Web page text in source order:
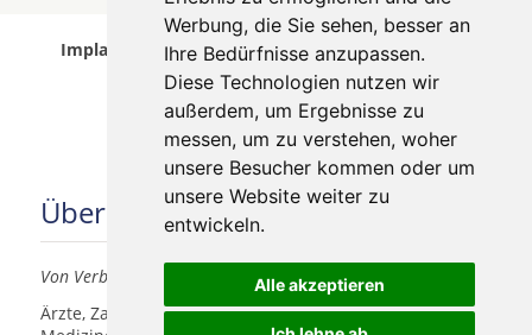
Werbung, die Sie sehen, besser an
Ihre Bedürfnisse anzupassen.
Diese Technologien nutzen wir
außerdem, um Ergebnisse zu
messen, um zu verstehen, woher
unsere Besucher kommen oder um
unsere Website weiter zu
entwickeln.
Alle akzeptieren
Implantologen in Berlin wurde am 08 August 2026
aktualisiert.
Über uns
Von Verbrauchern für Verbraucher
Ärzte, Zahnärzte, Akustiker und andere